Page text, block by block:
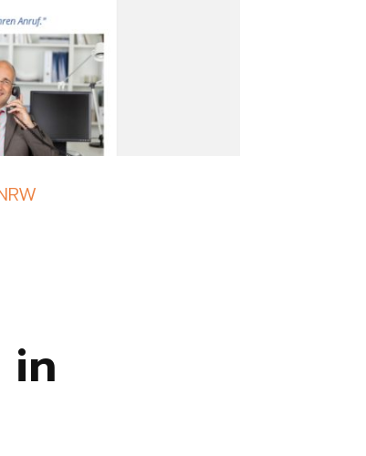
in